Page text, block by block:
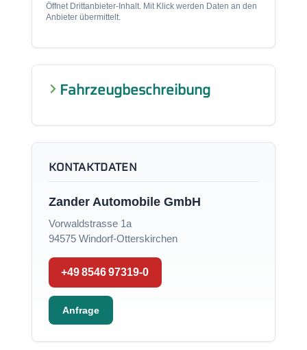
Öffnet Drittanbieter-Inhalt. Mit Klick werden Daten an den
Anbieter übermittelt.
Fahrzeugbeschreibung
KONTAKTDATEN
Zander Automobile GmbH
Vorwaldstrasse 1a
94575 Windorf-Otterskirchen
+49 8546 97319-0
Anfrage